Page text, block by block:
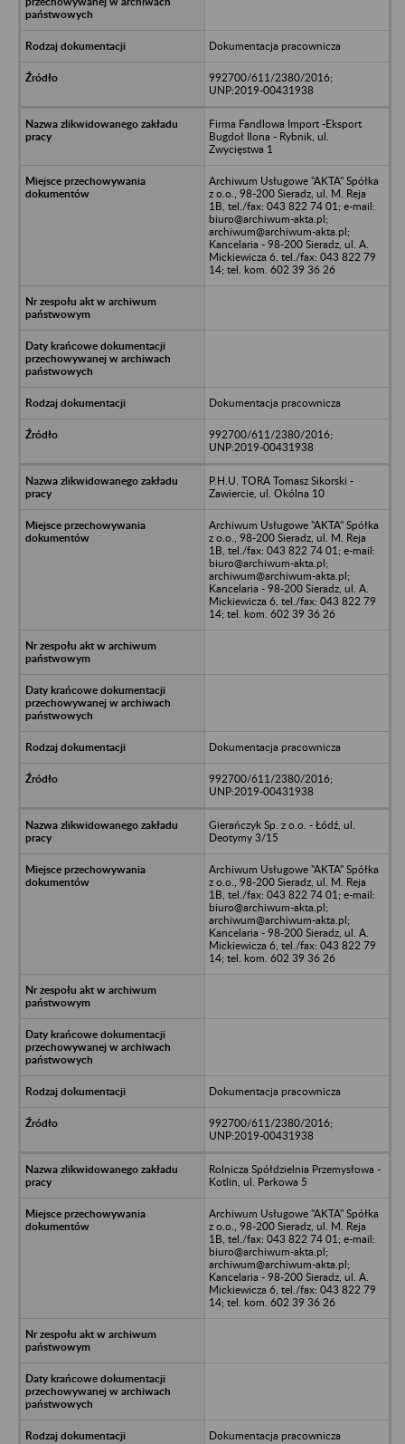
Dokumentacja pracownicza
992700/611/2380/2016;
UNP:2019-00431938
Firma Fandlowa Import -Eksport
Bugdoł Ilona - Rybnik, ul.
Zwycięstwa 1
Archiwum Usługowe "AKTA" Spółka
z o.o., 98-200 Sieradz, ul. M. Reja
1B, tel./fax: 043 822 74 01; e-mail:
biuro@archiwum-akta.pl;
archiwum@archiwum-akta.pl;
Kancelaria - 98-200 Sieradz, ul. A.
Mickiewicza 6, tel./fax: 043 822 79
14; tel. kom. 602 39 36 26
Dokumentacja pracownicza
992700/611/2380/2016;
UNP:2019-00431938
P.H.U. TORA Tomasz Sikorski -
Zawiercie, ul. Okólna 10
Archiwum Usługowe "AKTA" Spółka
z o.o., 98-200 Sieradz, ul. M. Reja
1B, tel./fax: 043 822 74 01; e-mail:
biuro@archiwum-akta.pl;
archiwum@archiwum-akta.pl;
Kancelaria - 98-200 Sieradz, ul. A.
Mickiewicza 6, tel./fax: 043 822 79
14; tel. kom. 602 39 36 26
Dokumentacja pracownicza
992700/611/2380/2016;
UNP:2019-00431938
Gierańczyk Sp. z o.o. - Łódź, ul.
Deotymy 3/15
Archiwum Usługowe "AKTA" Spółka
z o.o., 98-200 Sieradz, ul. M. Reja
1B, tel./fax: 043 822 74 01; e-mail:
biuro@archiwum-akta.pl;
archiwum@archiwum-akta.pl;
Kancelaria - 98-200 Sieradz, ul. A.
Mickiewicza 6, tel./fax: 043 822 79
14; tel. kom. 602 39 36 26
Dokumentacja pracownicza
992700/611/2380/2016;
UNP:2019-00431938
Rolnicza Spółdzielnia Przemysłowa -
Kotlin, ul. Parkowa 5
Archiwum Usługowe "AKTA" Spółka
z o.o., 98-200 Sieradz, ul. M. Reja
1B, tel./fax: 043 822 74 01; e-mail:
biuro@archiwum-akta.pl;
archiwum@archiwum-akta.pl;
Kancelaria - 98-200 Sieradz, ul. A.
Mickiewicza 6, tel./fax: 043 822 79
14; tel. kom. 602 39 36 26
Dokumentacja pracownicza